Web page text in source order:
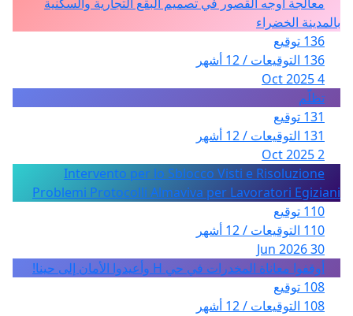
بالمدينة الخضراء
136 توقيع
136 التوقيعات / 12 أشهر
4 Oct 2025
تظلّم
131 توقيع
131 التوقيعات / 12 أشهر
2 Oct 2025
Intervento per lo Sblocco Visti e Risoluzione
Problemi Protocolli Almaviva per Lavoratori Egiziani
110 توقيع
110 التوقيعات / 12 أشهر
30 Jun 2026
أوقفوا معاناة المخدرات في حي H وأعيدوا الأمان إلى حينا!
108 توقيع
108 التوقيعات / 12 أشهر